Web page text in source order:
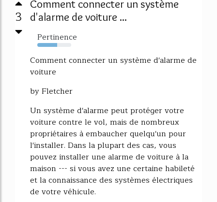
3
Comment connecter un système
d'alarme de voiture ...
Pertinence
58%
Comment connecter un système d'alarme de
voiture
by Fletcher
Un système d'alarme peut protéger votre
voiture contre le vol, mais de nombreux
propriétaires à embaucher quelqu'un pour
l'installer. Dans la plupart des cas, vous
pouvez installer une alarme de voiture à la
maison --- si vous avez une certaine habileté
et la connaissance des systèmes électriques
de votre véhicule.